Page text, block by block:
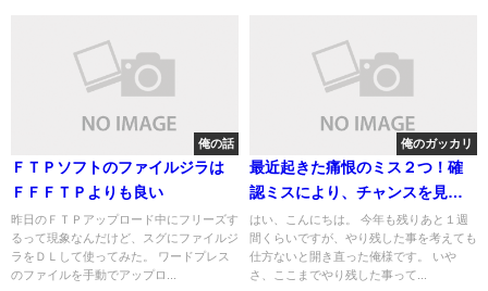
俺の話
ＦＴＰソフトのファイルジラは
ＦＦＦＴＰよりも良い
昨日のＦＴＰアップロード中にフリーズす
るって現象なんだけど、スグにファイルジ
ラをＤＬして使ってみた。 ワードプレス
のファイルを手動でアップロ...
俺のガッカリ
最近起きた痛恨のミス２つ！確
認ミスにより、チャンスを見落
として機会損失の巻
はい、こんにちは。 今年も残りあと１週
間くらいですが、やり残した事を考えても
仕方ないと開き直った俺様です。 いや
さ、ここまでやり残した事って...